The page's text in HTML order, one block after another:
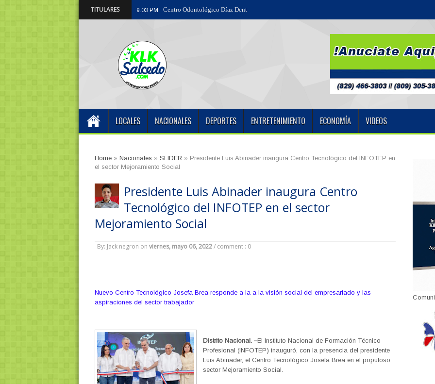
TITULARES 9:03 PM Centro Odontológico Díaz Dental inaugura modernas instalaciones en Salcedo
LOCALES NACIONALES DEPORTES ENTRETENIMIENTO ECONOMÍA VIDEOS
Home» Nacionales » SLIDER » Presidente Luis Abinader inaugura Centro Tecnológico del INFOTEP en
el sector Mejoramiento Social
Presidente Luis Abinader inaugura Centro
Tecnológico del INFOTEP en el sector
Mejoramiento Social
By: Jack negron on viernes, mayo 06, 2022 / comment : 0
Nuevo Centro Tecnológico Josefa Brea responde a la a la visión social del empresariado y las
aspiraciones del sector trabajador
Distrito Nacional. –El Instituto Nacional de Formación Técnico
Profesional (INFOTEP) inauguró, con la presencia del presidente
Luis Abinader, el Centro Tecnológico Josefa Brea en el populoso
sector Mejoramiento Social.